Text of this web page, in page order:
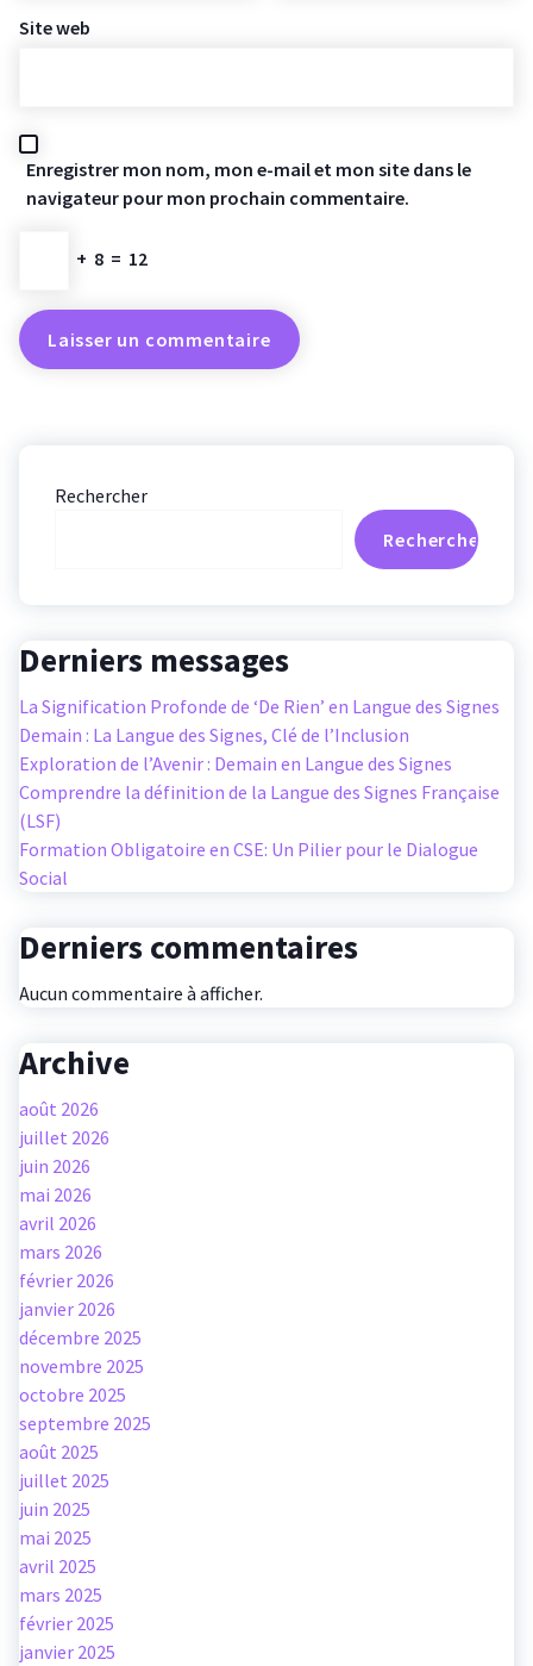
Site web
Enregistrer mon nom, mon e-mail et mon site dans le
navigateur pour mon prochain commentaire.
+ 8 = 12
Rechercher
Rechercher
Derniers messages
La Signification Profonde de ‘De Rien’ en Langue des Signes
Demain : La Langue des Signes, Clé de l’Inclusion
Exploration de l’Avenir : Demain en Langue des Signes
Comprendre la définition de la Langue des Signes Française
(LSF)
Formation Obligatoire en CSE: Un Pilier pour le Dialogue
Social
Derniers commentaires
Aucun commentaire à afficher.
Archive
août 2026
juillet 2026
juin 2026
mai 2026
avril 2026
mars 2026
février 2026
janvier 2026
décembre 2025
novembre 2025
octobre 2025
septembre 2025
août 2025
juillet 2025
juin 2025
mai 2025
avril 2025
mars 2025
février 2025
janvier 2025